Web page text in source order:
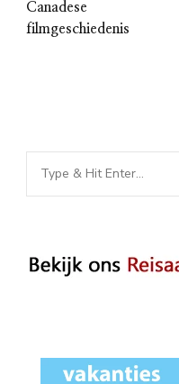
Canadese
filmgeschiedenis
Looking
for